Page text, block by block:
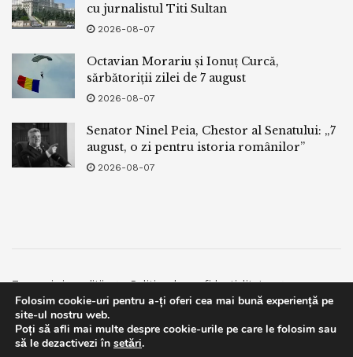
cu jurnalistul Titi Sultan
2026-08-07
Octavian Morariu și Ionuț Curcă,
sărbătoriții zilei de 7 august
2026-08-07
Senator Ninel Peia, Chestor al Senatului: „7
august, o zi pentru istoria românilor”
2026-08-07
Termeni si conditii
Politica de confidentialitate
Facebook
Contact
© 2019bpnews- Business & Politics Newsbpnews.
Folosim cookie-uri pentru a-ți oferi cea mai bună experiență pe
site-ul nostru web.
Poți să afli mai multe despre cookie-urile pe care le folosim sau
să le dezactivezi în setări.
This website uses GDPR cookies. By continuing to use this